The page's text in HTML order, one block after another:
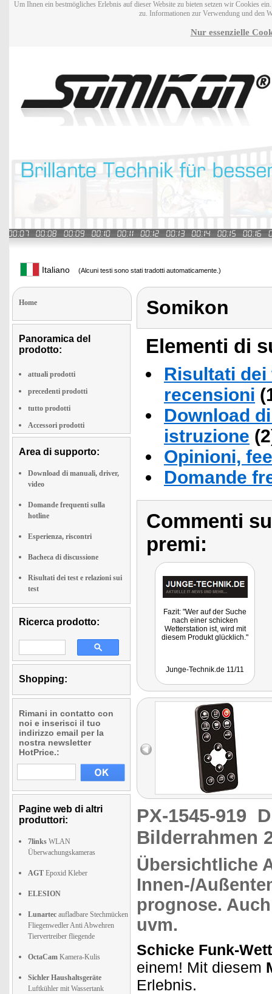
Um Ihnen ein bestmögliches Erlebnis auf dieser Website zu bieten setzen wir Cookies
zu. Informationen zur Verwendung und den
Nur essenzielle
Italiano (Alcuni testi sono stati tradotti automaticamente.)
Home
Panoramica del
prodotto:
attuali prodotti
precedenti prodotti
tutto prodotti
Accessori prodotti
Area di supporto:
Download di manuali, driver,
video
Domande frequenti sulla
hotline
Esperienza, riscontri
Bacheca di discussione
Risultati dei test e relazioni sui
test
Ricerca prodotto:
Shopping:
Rimani in contatto con
noi e inserisci il tuo
indirizzo email per la
nostra newsletter
HotPrice.:
Pagine web di altri
produttori:
7links WLAN
Überwachungskameras
AGT Epoxid Kleber
ELESION
Lunartec aufladbare Stechmücken
Fliegenwedler Anti Abwehren
Tiervertreiber fliegende
OctaCam Kamera-Kulis
Sichler Haushaltsgeräte
Luftkühler mit Wassertank
Somikon
Elementi di
Risultati
recensioni
Download
istruzione
Opinioni,
Domande
Commenti
premi:
Fazit: "Wer auf der Suche
nach einer schicken
Wetterstation ist, wird mit
diesem Produkt glücklich."
Junge-Technik.de 11/11
PX-1545-919
Bilderrahmen
Übersichtliche
Innen-/
prognose.
uvm.
Schicke Funk-
einem! Mit diesem
Erlebnis.